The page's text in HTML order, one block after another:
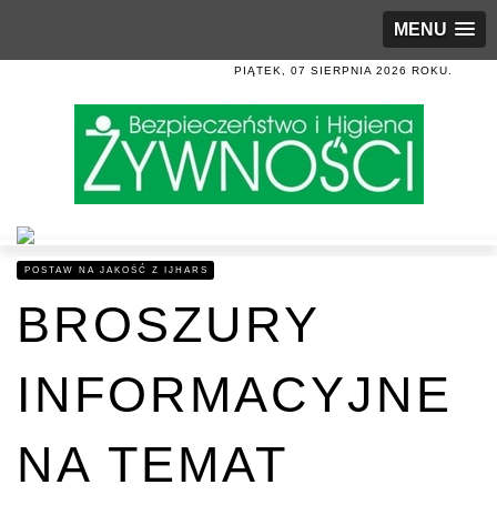
MENU
PIĄTEK, 07 SIERPNIA 2026 ROKU.
POSTAW NA JAKOŚĆ Z IJHARS
BROSZURY
INFORMACYJNE
NA TEMAT